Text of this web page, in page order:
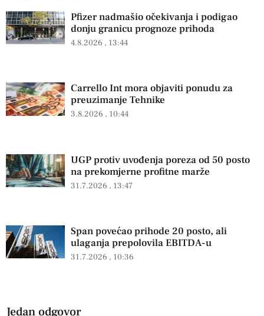
Pfizer nadmašio očekivanja i podigao
donju granicu prognoze prihoda
4.8.2026 13:44
Carrello Int mora objaviti ponudu za
preuzimanje Tehnike
3.8.2026 10:44
UGP protiv uvođenja poreza od 50 posto
na prekomjerne profitne marže
31.7.2026 13:47
Span povećao prihode 20 posto, ali
ulaganja prepolovila EBITDA-u
31.7.2026 10:36
Jedan odgovor